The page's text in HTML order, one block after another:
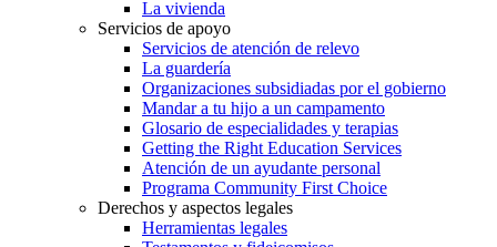
La vivienda
Servicios de apoyo
Servicios de atención de relevo
La guardería
Organizaciones subsidiadas por el gobierno
Mandar a tu hijo a un campamento
Glosario de especialidades y terapias
Getting the Right Education Services
Atención de un ayudante personal
Programa Community First Choice
Derechos y aspectos legales
Herramientas legales